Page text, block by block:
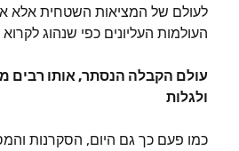
לעולם של המציאות השטחית אלא
העולמות העליונים כפי שנהוג
עולם הקבלה הנסתר, אותו רבים
ולגלות
כמו פעם כך גם היום, הסקרנות